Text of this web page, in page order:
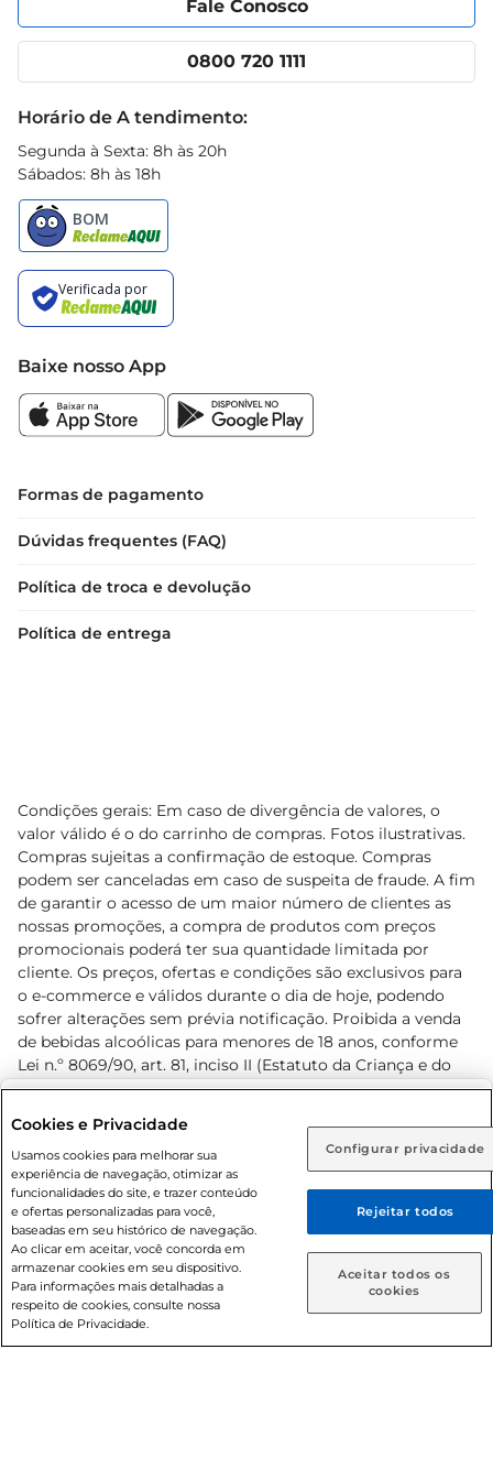
Rio de Janeiro (RJ) Goiás (GO)
Ou
Caso queira comprar online, informe como deseja receber
suas compras:
Entrega em casa Retire em Loja
Cencosud Media
App Prezunic
Fale Conosco
0800 720 1111
Horário de A tendimento:
Segunda à Sexta: 8h às 20h
Sábados: 8h às 18h
Baixe nosso App
Formas de pagamento
Dúvidas frequentes (FAQ)
Política de troca e devolução
Política de entrega
Condições gerais: Em caso de divergência de valores, o
valor válido é o do carrinho de compras. Fotos ilustrativas.
Compras sujeitas a confirmação de estoque. Compras
podem ser canceladas em caso de suspeita de fraude. A fim
de garantir o acesso de um maior número de clientes as
nossas promoções, a compra de produtos com preços
promocionais poderá ter sua quantidade limitada por
cliente. Os preços, ofertas e condições são exclusivos para
o e-commerce e válidos durante o dia de hoje, podendo
sofrer alterações sem prévia notificação. Proibida a venda
de bebidas alcoólicas para menores de 18 anos, conforme
Lei n.º 8069/90, art. 81, inciso II (Estatuto da Criança e do
Adolescente). Preços e condições exclusivos para o
prévio. O valor mínimo para as compras on-line é de R$
80,00.
© 2026 Copyright. Todos os direitos
reservados Prezunic.
Cookies e Privacidade
Usamos cookies para melhorar sua
experiência de navegação, otimizar as
funcionalidades do site, e trazer conteúdo
e ofertas personalizadas para você,
baseadas em seu histórico de navegação.
Ao clicar em aceitar, você concorda em
armazenar cookies em seu dispositivo.
Para informações mais detalhadas a
respeito de cookies, consulte nossa
Política de Privacidade.
Configurar privacidade
Rejeitar todos
Aceitar todos os
cookies